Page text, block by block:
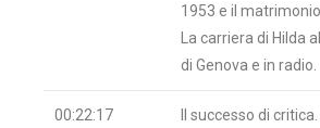
1953 e il
La carriera di Hilda
di Genova e in radio.
00:22:17
Il successo di critica.